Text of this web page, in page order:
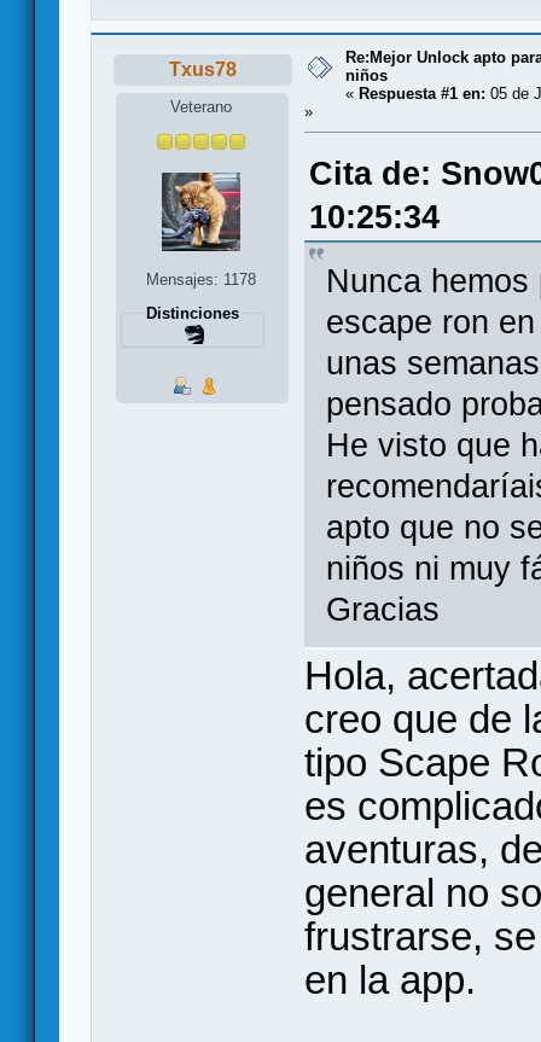
Txus78
Veterano
Mensajes: 1178
Distinciones
Re:Mejor Unlock apto
niños
« Respuesta #1 en: 05 de
»
Cita de:
10:25:34
Nunca
escape ron
unas
pensado
He visto que
apto que no
niños ni muy
Gracias
Hola,
creo que de
tipo Scape
es
aventuras,
general no
frustrarse,
en la app.